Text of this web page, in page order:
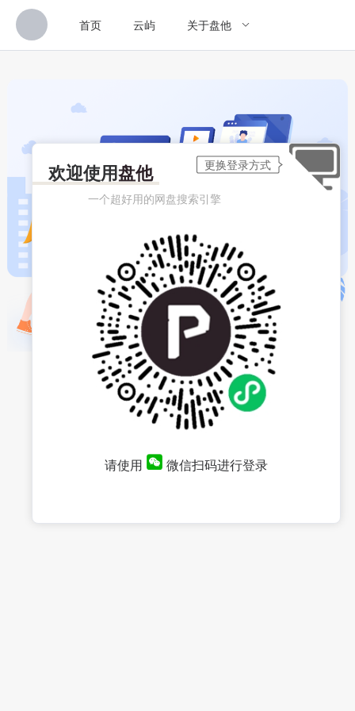
首页 云屿 关于盘他
欢迎使用盘他
一个超好用的网盘搜索引擎
请使用 微信扫码进行登录